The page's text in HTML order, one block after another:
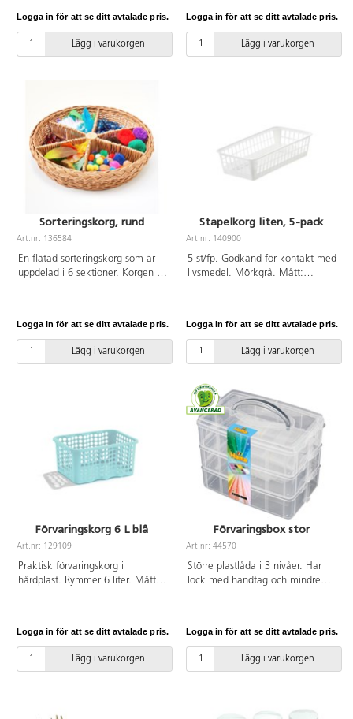
flera saker i en och samma box.
Av polypropen. Mått
Logga in för att se ditt avtalade pris.
Lägg i varukorgen
Logga in för att se ditt avtalade pris.
Lägg i varukorgen
Sorteringskorg, rund
Art.nr: 136584
En flätad sorteringskorg som är
uppdelad i 6 sektioner. Korgen är
utforska och klassificera mindre
föremål efter färg och form. För
inom- och utomhusbruk.
Logga in för att se ditt avtalade pris.
Lägg i varukorgen
Stapelkorg liten, 5-pack
Art.nr: 140900
5 st/fp. Godkänd för kontakt med
livsmedel. Mörkgrå. Mått:
Logga in för att se ditt avtalade pris.
Lägg i varukorgen
Förvaringskorg 6 L blå
Art.nr: 129109
Praktisk förvaringskorg i
hårdplast. Rymmer 6 liter. Mått:
Logga in för att se ditt avtalade pris.
Lägg i varukorgen
Förvaringsbox stor
Art.nr: 44570
Större plastlåda i 3 nivåer. Har
lock med handtag och mindre
totalt 24 fack. En hel
förvaringslåda rymmer ca 12 000
midirörpärlor. Mått:
Logga in för att se ditt avtalade pris.
Lägg i varukorgen